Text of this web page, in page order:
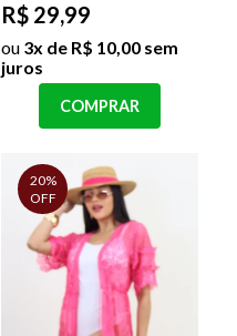
R$ 29,99
ou 3x de R$ 10,00 sem
juros
COMPRAR
20%
OFF